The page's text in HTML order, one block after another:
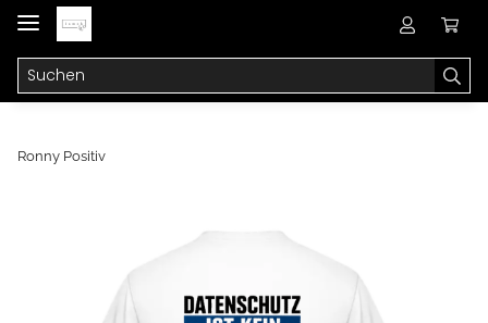
Ronny Positiv